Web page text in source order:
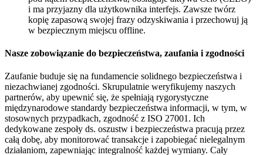
i ma przyjazny dla użytkownika interfejs. Zawsze twórz
kopię zapasową swojej frazy odzyskiwania i przechowuj ją
w bezpiecznym miejscu offline.
Nasze zobowiązanie do bezpieczeństwa, zaufania i zgodności
Zaufanie buduje się na fundamencie solidnego bezpieczeństwa i
niezachwianej zgodności. Skrupulatnie weryfikujemy naszych
partnerów, aby upewnić się, że spełniają rygorystyczne
międzynarodowe standardy bezpieczeństwa informacji, w tym, w
stosownych przypadkach, zgodność z ISO 27001. Ich
dedykowane zespoły ds. oszustw i bezpieczeństwa pracują przez
całą dobę, aby monitorować transakcje i zapobiegać nielegalnym
działaniom, zapewniając integralność każdej wymiany. Cały